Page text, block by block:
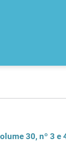
30, nº 3 e